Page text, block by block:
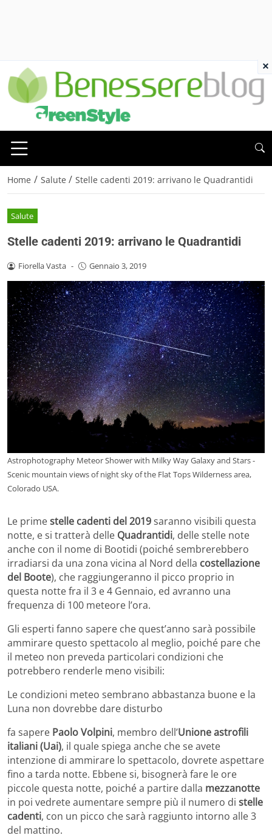
Home / Salute / Stelle cadenti 2019: arrivano le Quadrantidi
Salute
Stelle cadenti 2019: arrivano le Quadrantidi
Fiorella Vasta - Gennaio 3, 2019
Astrophotography Meteor Shower with Milky Way Galaxy and Stars -
Scenic mountain views of night sky of the Flat Tops Wilderness area,
Colorado USA.
Le primestelle cadenti del 2019saranno visibili questa
notte, e si tratterà delle Quadrantidi, delle stelle note
anche con il nome di Bootidi (poiché sembrerebbero
irradiarsi da una zona vicina al Nord della costellazione
del Boote), che raggiungeranno il picco proprio in
questa notte fra il 3 e 4 Gennaio, ed avranno una
frequenza di 100 meteore l’ora.
Gli esperti fanno sapere che quest’anno sarà possibile
ammirare questo spettacolo al meglio, poiché pare che
il meteo non preveda particolari condizioni che
potrebbero renderle meno visibili:
Le condizioni meteo sembrano abbastanza buone e la
Luna non dovrebbe dare disturbo
fa sapere Paolo Volpini, membro dell’Unione astrofili
italiani (Uai), il quale spiega anche che se avete
intenzione di ammirare lo spettacolo, dovrete aspettare
fino a tarda notte. Ebbene si, bisognerà fare le ore
piccole questa notte, poiché a partire dalla mezzanotte
in poi vedrete aumentare sempre più il numero di stelle
cadenti, con un picco che sarà raggiunto intorno alle 3
del mattino.
×